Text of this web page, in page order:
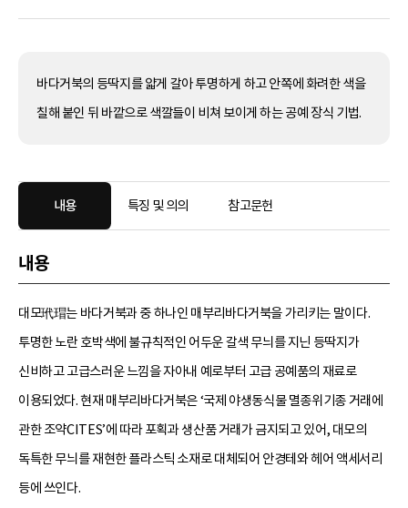
바다거북의 등딱지를 얇게 갈아 투명하게 하고 안쪽에 화려한 색을
칠해 붙인 뒤 바깥으로 색깔들이 비쳐 보이게 하는 공예 장식 기법.
내용 특징 및 의의 참고문헌
내용
대모玳瑁는 바다거북과 중 하나인 매부리바다거북을 가리키는 말이다.
투명한 노란 호박색에 불규칙적인 어두운 갈색 무늬를 지닌 등딱지가
신비하고 고급스러운 느낌을 자아내 예로부터 고급 공예품의 재료로
이용되었다. 현재 매부리바다거북은 ‘국제 야생동식물 멸종위기종 거래에
관한 조약CITES’에 따라 포획과 생산품 거래가 금지되고 있어, 대모의
독특한 무늬를 재현한 플라스틱 소재로 대체되어 안경테와 헤어 액세서리
등에 쓰인다.